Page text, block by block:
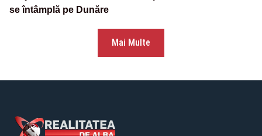
se întâmplă pe Dunăre
Mai Multe